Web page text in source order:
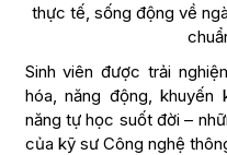
thực tế, sống động về
Sinh viên được trải
hóa, năng động,
năng tự học suốt đời –
của kỹ sư Công nghệ